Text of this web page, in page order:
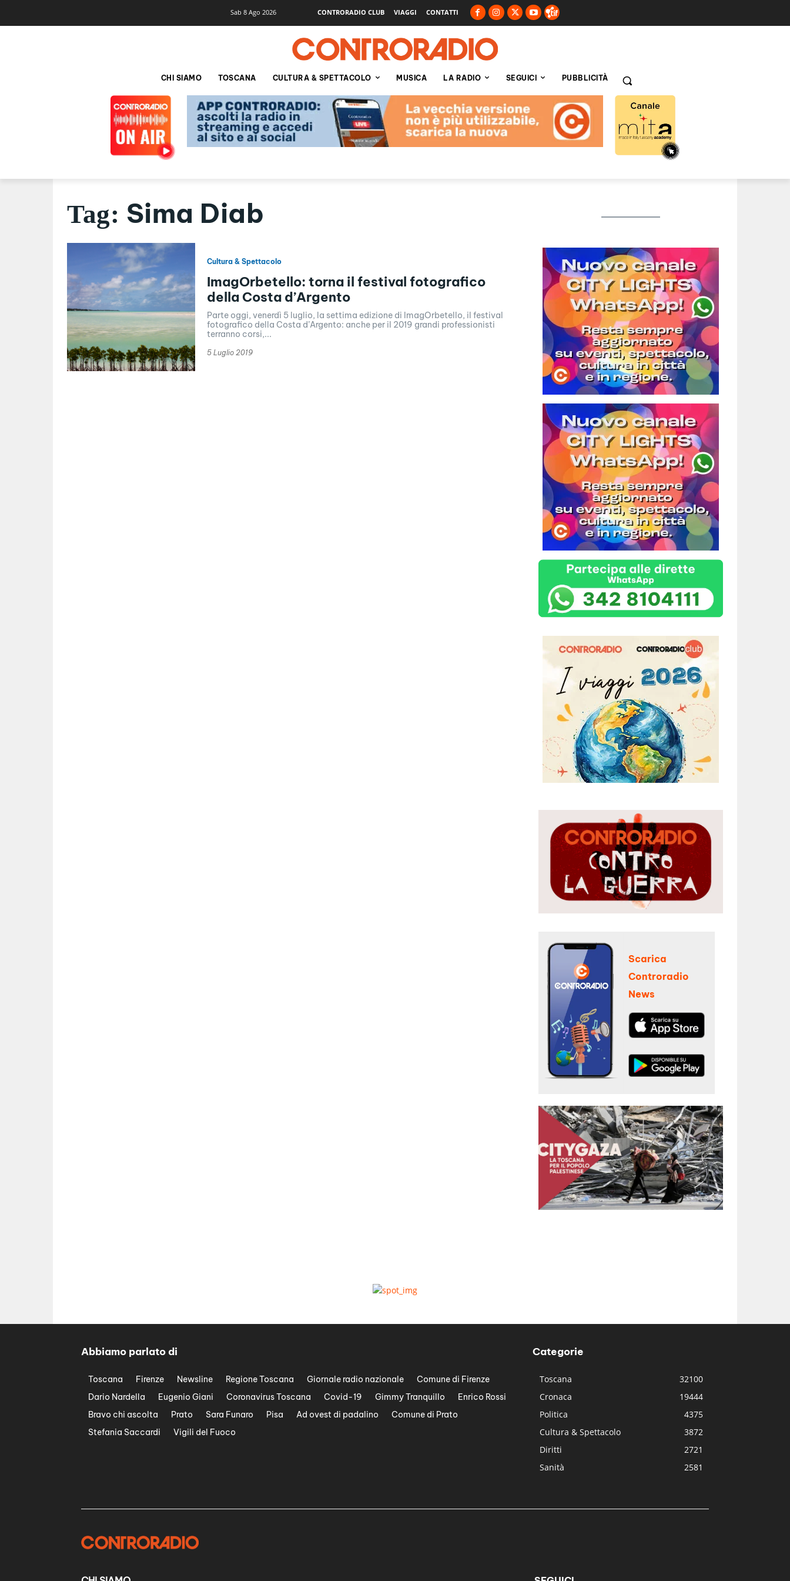
Sab 8 Ago 2026 CONTRORADIO CLUB VIAGGI CONTATTI
CHI SIAMO TOSCANA CULTURA & SPETTACOLO MUSICA LA RADIO SEGUICI PUBBLICITÀ
Tag: Sima Diab
Cultura & Spettacolo
ImagOrbetello: torna il festival fotografico
della Costa d’Argento
Parte oggi, venerdì 5 luglio, la settima edizione di ImagOrbetello, il festival
fotografico della Costa d’Argento: anche per il 2019 grandi professionisti
terranno corsi,...
5 Luglio 2019
Scarica
Controradio
News
Abbiamo parlato di
Toscana Firenze Newsline Regione Toscana Giornale radio nazionale
Comune di Firenze
Dario Nardella
Eugenio Giani Coronavirus Toscana Covid-19 Gimmy Tranquillo
Enrico Rossi
Bravo chi ascolta
Prato Sara Funaro Pisa Ad ovest di padalino
Comune di Prato
Stefania Saccardi
Vigili del Fuoco
Categorie
Toscana
32100
Cronaca
19444
Politica
4375
Cultura & Spettacolo
3872
Diritti
2721
Sanità
2581